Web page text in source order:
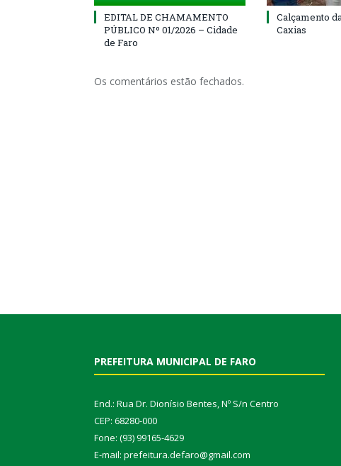
EDITAL DE CHAMAMENTO
PÚBLICO Nº 01/2026 – Cidade
de Faro
Calçamento
Caxias
Os comentários estão fechados.
PREFEITURA MUNICIPAL DE FARO
End.: Rua Dr. Dionísio Bentes, Nº S/n Centro
CEP: 68280-000
Fone: (93) 99165-4629
E-mail: prefeitura.defaro@gmail.com